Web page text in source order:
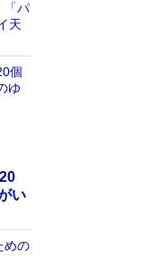
「パ
天
個
ゆ
い
めの